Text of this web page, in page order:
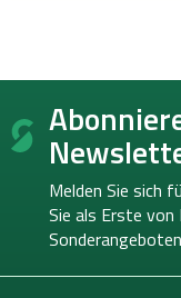
F
ß
Melden Sie sich
Sie als Erste von